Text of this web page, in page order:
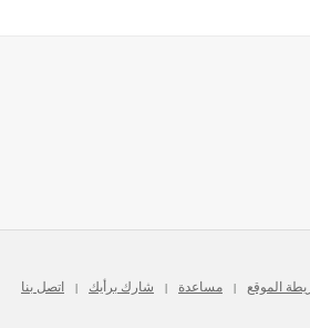
الموقع | مساعدة | شارك برأيك | اتصل بنا